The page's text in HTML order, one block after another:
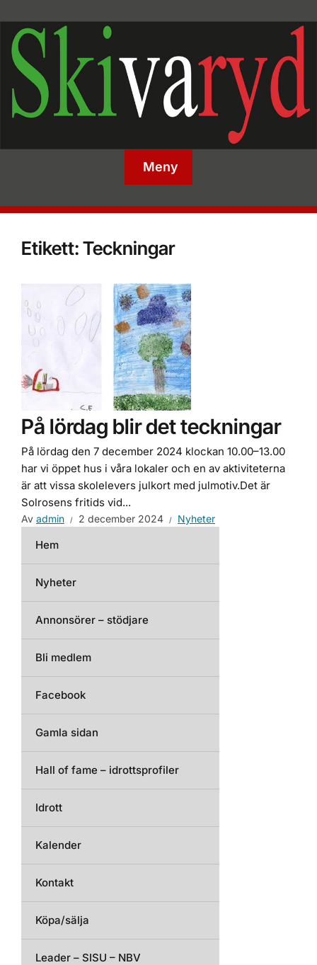
Meny
Etikett:Teckningar
På lördag blir det teckningar
På lördag den 7 december 2024 klockan 10.00–13.00
har vi öppet hus i våra lokaler och en av aktiviteterna
är att vissa skolelevers julkort med julmotiv.Det är
Solrosens fritids vid...
Av admin 2 december 2024 Nyheter
Hem
Nyheter
Annonsörer – stödjare
Bli medlem
Facebook
Gamla sidan
Hall of fame – idrottsprofiler
Idrott
Kalender
Kontakt
Köpa/sälja
Leader – SISU – NBV